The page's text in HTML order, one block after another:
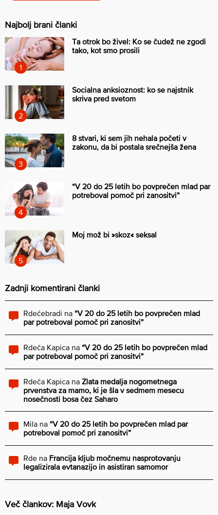
Najbolj brani članki
Ta otrok bo živel: Ko se čudež ne zgodi
tako, kot smo prosili
Socialna anksioznost: ko se najstnik
skriva pred svetom
8 stvari, ki sem jih nehala početi v
zakonu, da bi postala srečnejša žena
“V 20 do 25 letih bo povprečen mlad par
potreboval pomoč pri zanositvi”
Moj mož bi »skoz« seksal
Zadnji komentirani članki
Rdečebradi na “V 20 do 25 letih bo povprečen mlad
par potreboval pomoč pri zanositvi”
Rdeča Kapica na “V 20 do 25 letih bo povprečen mlad
par potreboval pomoč pri zanositvi”
Rdeča Kapica na Zlata medalja nogometnega
prvenstva za mamo, ki je šla v sedmem mesecu
nosečnosti bosa čez Saharo
Mila na “V 20 do 25 letih bo povprečen mlad par
potreboval pomoč pri zanositvi”
Rde na Francija kljub močnemu nasprotovanju
legalizirala evtanazijo in asistiran samomor
Več člankov: Maja Vovk